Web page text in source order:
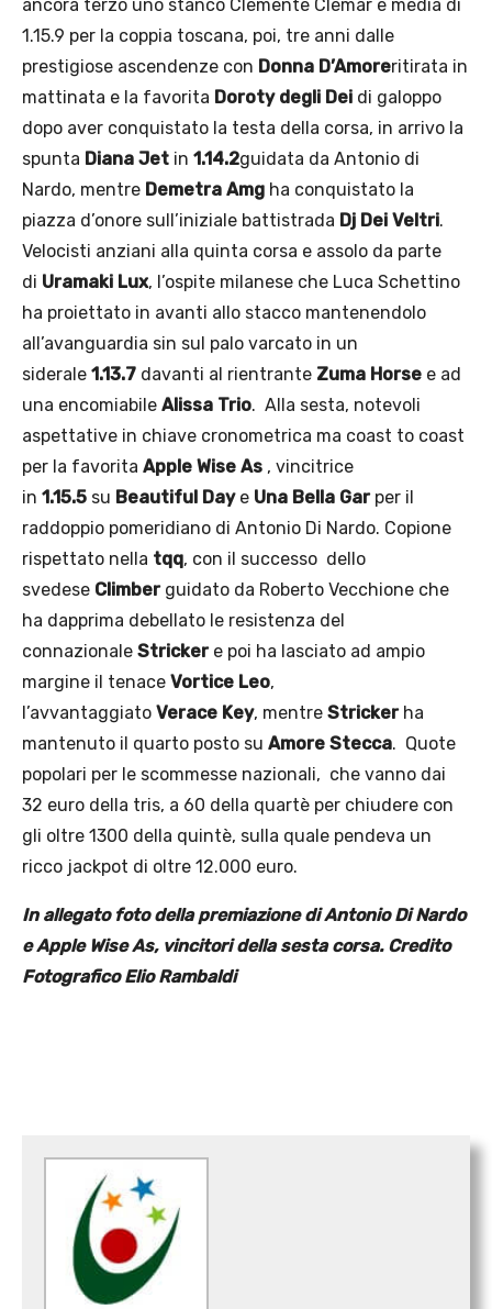
ancora terzo uno stanco Clemente Clemar e media di
1.15.9 per la coppia toscana, poi, tre anni dalle
prestigiose ascendenze con Donna D’Amoreritirata in
mattinata e la favorita Doroty degli Dei di galoppo
dopo aver conquistato la testa della corsa, in arrivo la
spunta Diana Jet in 1.14.2guidata da Antonio di
Nardo, mentre Demetra Amg ha conquistato la
piazza d’onore sull’iniziale battistrada Dj Dei Veltri.
Velocisti anziani alla quinta corsa e assolo da parte
di Uramaki Lux, l’ospite milanese che Luca Schettino
ha proiettato in avanti allo stacco mantenendolo
all’avanguardia sin sul palo varcato in un
siderale 1.13.7 davanti al rientrante Zuma Horse e ad
una encomiabile Alissa Trio. Alla sesta, notevoli
aspettative in chiave cronometrica ma coast to coast
per la favorita Apple Wise As , vincitrice
in 1.15.5 su Beautiful Daye Una Bella Garper il
raddoppio pomeridiano di Antonio Di Nardo. Copione
rispettato nella tqq, con il successo dello
svedese Climberguidato da Roberto Vecchione che
ha dapprima debellato le resistenza del
connazionale Stricker e poi ha lasciato ad ampio
margine il tenace Vortice Leo,
l’avvantaggiato Verace Key, mentre Strickerha
mantenuto il quarto posto su Amore Stecca. Quote
popolari per le scommesse nazionali, che vanno dai
32 euro della tris, a 60 della quartè per chiudere con
gli oltre 1300 della quintè, sulla quale pendeva un
ricco jackpot di oltre 12.000 euro.
In allegato foto della premiazione di Antonio Di Nardo
e Apple Wise As, vincitori della sesta corsa. Credito
Fotografico Elio Rambaldi